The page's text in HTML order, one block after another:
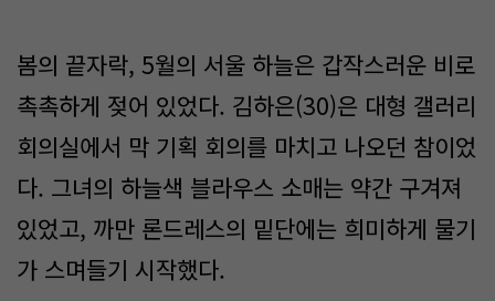
봄의 끝자락, 5월의 서울 하늘은 갑작스러운 비로
촉촉하게 젖어 있었다. 김하은(30)은 대형 갤러리
회의실에서 막 기획 회의를 마치고 나오던 참이었
다. 그녀의 하늘색 블라우스 소매는 약간 구겨져
있었고, 까만 론드레스의 밑단에는 희미하게 물기
가 스며들기 시작했다.